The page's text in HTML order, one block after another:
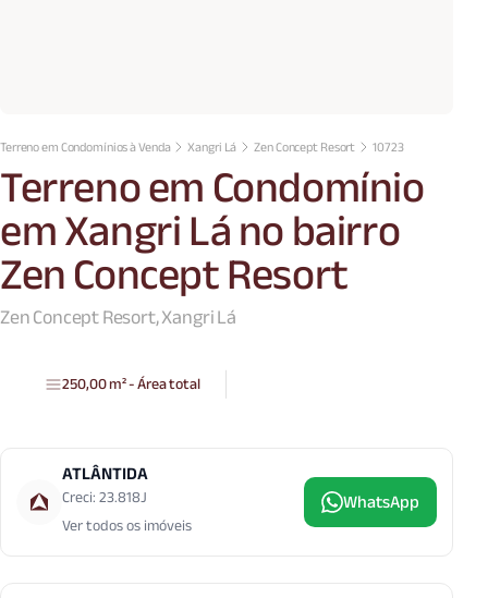
Terreno em Condomínios à Venda Xangri Lá Zen Concept Resort 10723
Terreno em Condomínio
em Xangri Lá no bairro
Zen Concept Resort
Zen Concept Resort, Xangri Lá
250,00 m² - Área total
ATLÂNTIDA
Creci: 23.818J
Ver todos os imóveis
WhatsApp